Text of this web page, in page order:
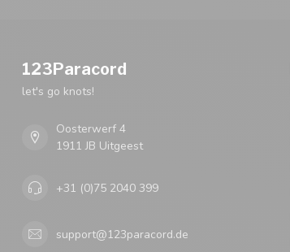
123Paracord
let's go knots!
Oosterwerf 4
1911 JB Uitgeest
+31 (0)75 2040 399
support@123paracord.de